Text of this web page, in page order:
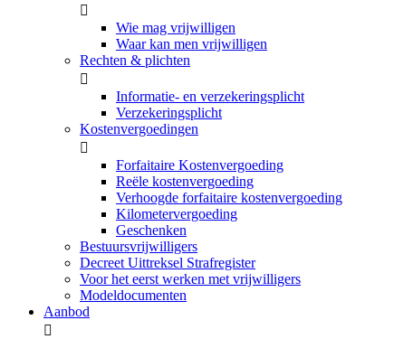
Wie mag vrijwilligen
Waar kan men vrijwilligen
Rechten & plichten
Informatie- en verzekeringsplicht
Verzekeringsplicht
Kostenvergoedingen
Forfaitaire Kostenvergoeding
Reële kostenvergoeding
Verhoogde forfaitaire kostenvergoeding
Kilometervergoeding
Geschenken
Bestuursvrijwilligers
Decreet Uittreksel Strafregister
Voor het eerst werken met vrijwilligers
Modeldocumenten
Aanbod